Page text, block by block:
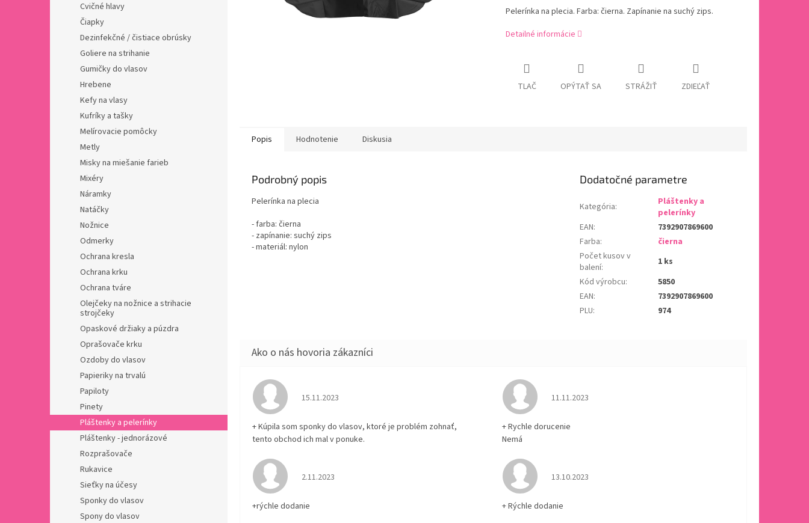
Cvičné hlavy
Čiapky
Dezinfekčné / čistiace obrúsky
Goliere na strihanie
Gumičky do vlasov
Hrebene
Kefy na vlasy
Kufríky a tašky
Melírovacie pomôcky
Metly
Misky na miešanie farieb
Mixéry
Náramky
Natáčky
Nožnice
Odmerky
Ochrana kresla
Ochrana krku
Ochrana tváre
Olejčeky na nožnice a strihacie
strojčeky
Opaskové držiaky a púzdra
Oprašovače krku
Ozdoby do vlasov
Papieriky na trvalú
Papiloty
Pinety
Pláštenky a pelerínky
Pláštenky - jednorázové
Rozprašovače
Rukavice
Sieťky na účesy
Sponky do vlasov
Spony do vlasov
Pelerínka na plecia. Farba: čierna. Zapínanie na suchý zips.
Detailné informácie
TLAČ OPÝTAŤ SA STRÁŽIŤ ZDIEĽAŤ
Popis Hodnotenie Diskusia
Podrobný popis
Pelerínka na plecia
- farba: čierna
- zapínanie: suchý zips
- materiál: nylon
Dodatočné parametre
Kategória:
Pláštenky a
pelerínky
EAN:
7392907869600
Farba:
čierna
Počet kusov v
balení:
1 ks
Kód výrobcu:
5850
EAN:
7392907869600
PLU: 974
Hodnotenie obchodu je 5 z 5 hviezdičiek.
15.11.2023
+ Kúpila som sponky do vlasov, ktoré je problém zohnať,
tento obchod ich mal v ponuke.
Hodnotenie obchodu je 5 z 5 hviezdičiek.
11.11.2023
+ Rychle dorucenie
Nemá
Hodnotenie obchodu je 5 z 5 hviezdičiek.
2.11.2023
+rýchle dodanie
Hodnotenie obchodu je 5 z 5 hviezdičiek.
13.10.2023
+ Rýchle dodanie